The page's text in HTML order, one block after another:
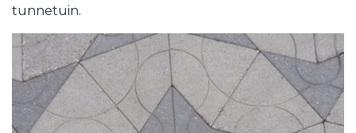
tunnetuin.